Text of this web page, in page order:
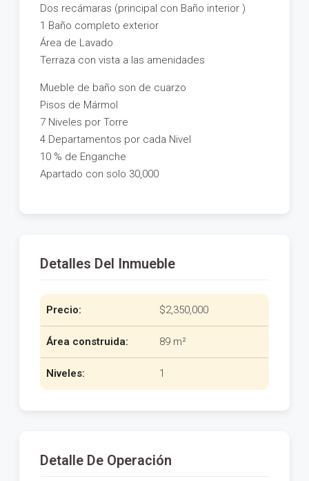
Dos recámaras (principal con Baño interior )
1 Baño completo exterior
Área de Lavado
Terraza con vista a las amenidades
Mueble de baño son de cuarzo
Pisos de Mármol
7 Niveles por Torre
4 Departamentos por cada Nivel
10 % de Enganche
Apartado con solo 30,000
Detalles Del Inmueble
Precio: $2,350,000
Área construida: 89 m²
Niveles: 1
Detalle De Operación